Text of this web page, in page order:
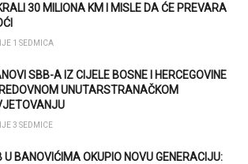
30 MILIONA KM I MISLE DA ĆE PREVARA
1 SEDMICA
SBB-A IZ CIJELE BOSNE I HERCEGOVINE
UNUTARSTRANAČKOM
3 SEDMICE
U BANOVIĆIMA OKUPIO NOVU GENERACIJU: